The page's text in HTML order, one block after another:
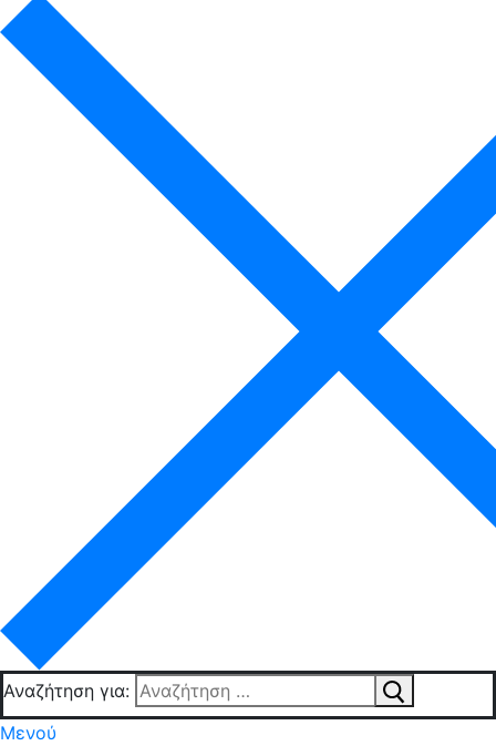
Αναζήτηση για:
Μενού